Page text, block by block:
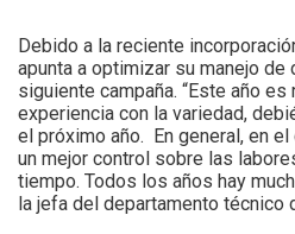
Debido a la reciente
apunta a optimizar su manejo de
siguiente campaña. “Este año
experiencia con la variedad,
el próximo año. En general, en
un mejor control sobre las
tiempo. Todos los años hay
la jefa del departamento técnico